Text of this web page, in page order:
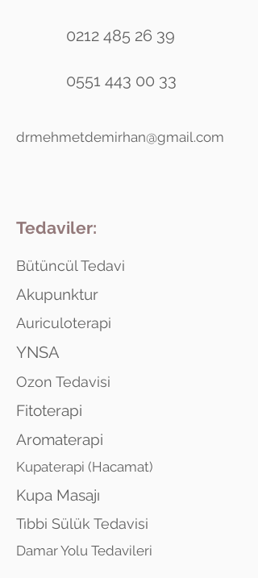
0212 485 26 39
0551 443 00 33
drmehmetdemirhan@gmail.com
Tedaviler:
Bütüncül Tedavi
Akupunktur
Auriculoterapi
YNSA
Ozon Tedavisi
Fitoterapi
Aromaterapi
Kupaterapi (Hacamat)
Kupa Masajı
Tıbbi Sülük Tedavisi
Damar Yolu Tedavileri